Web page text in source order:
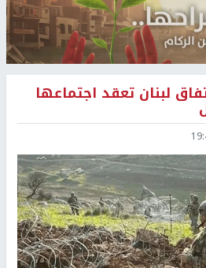
لبنان تعقد اجتماعها